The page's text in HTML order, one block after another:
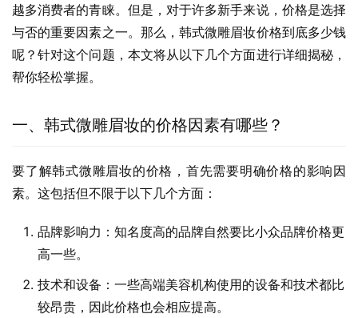
越多消费者的青睐。但是，对于许多新手来说，价格是选择
与否的重要因素之一。那么，韩式微雕眉妆价格到底多少钱
呢？针对这个问题，本文将从以下几个方面进行详细揭秘，
帮你轻松掌握。
一、韩式微雕眉妆的价格因素有哪些？
要了解韩式微雕眉妆的价格，首先需要明确价格的影响因
素。这包括但不限于以下几个方面：
品牌影响力：知名度高的品牌自然要比小众品牌价格更
高一些。
技术和设备：一些高端美容机构使用的设备和技术都比
较昂贵，因此价格也会相应提高。